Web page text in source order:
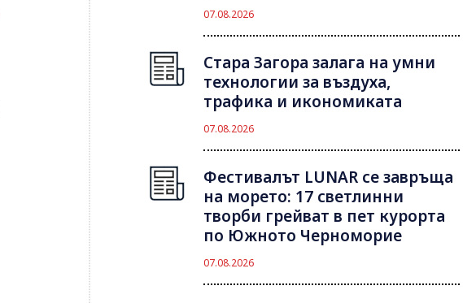
07.08.2026
Стара Загора залага на умни
технологии за въздуха,
трафика и икономиката
07.08.2026
Фестивалът LUNAR се завръща
на морето: 17 светлинни
творби грейват в пет курорта
по Южното Черноморие
07.08.2026